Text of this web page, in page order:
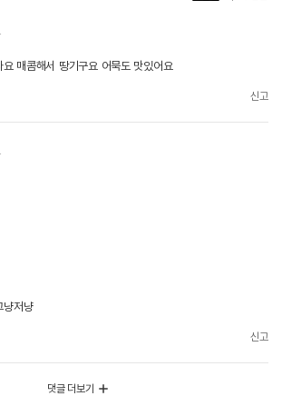
매콤해서 땅기구요 어묵도 맛있어요
신고
냥저냥
신고
댓글 더보기